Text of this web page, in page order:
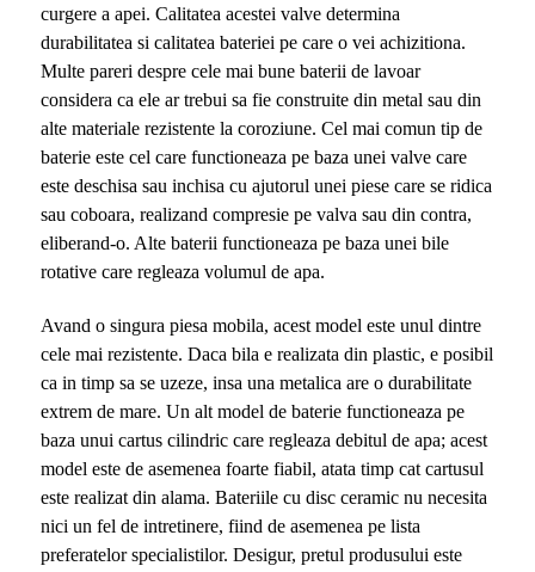
curgere a apei. Calitatea acestei valve determina
durabilitatea si calitatea bateriei pe care o vei achizitiona.
Multe pareri despre cele mai bune baterii de lavoar
considera ca ele ar trebui sa fie construite din metal sau din
alte materiale rezistente la coroziune. Cel mai comun tip de
baterie este cel care functioneaza pe baza unei valve care
este deschisa sau inchisa cu ajutorul unei piese care se ridica
sau coboara, realizand compresie pe valva sau din contra,
eliberand-o. Alte baterii functioneaza pe baza unei bile
rotative care regleaza volumul de apa.
Avand o singura piesa mobila, acest model este unul dintre
cele mai rezistente. Daca bila e realizata din plastic, e posibil
ca in timp sa se uzeze, insa una metalica are o durabilitate
extrem de mare. Un alt model de baterie functioneaza pe
baza unui cartus cilindric care regleaza debitul de apa; acest
model este de asemenea foarte fiabil, atata timp cat cartusul
este realizat din alama. Bateriile cu disc ceramic nu necesita
nici un fel de intretinere, fiind de asemenea pe lista
preferatelor specialistilor. Desigur, pretul produsului este